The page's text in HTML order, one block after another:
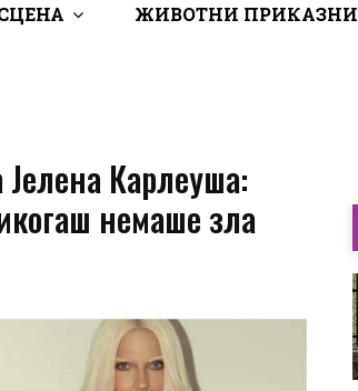
ЖИВОТНИ ПРИКАЗНИ
Карлеуша:
немаше зла